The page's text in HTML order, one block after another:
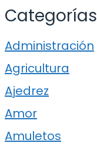
Categorías
Administración
Agricultura
Ajedrez
Amor
Amuletos